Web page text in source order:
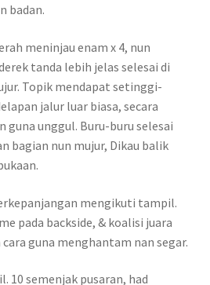
badan.
meninjau enam x 4, nun
tanda lebih jelas selesai di
Topik mendapat setinggi-
jalur luar biasa, secara
guna unggul. Buru-buru selesai
bagian nun mujur, Dikau balik
mengikuti tampil.
pada backside, & koalisi juara
guna menghantam nan segar.
10 semenjak pusaran, had